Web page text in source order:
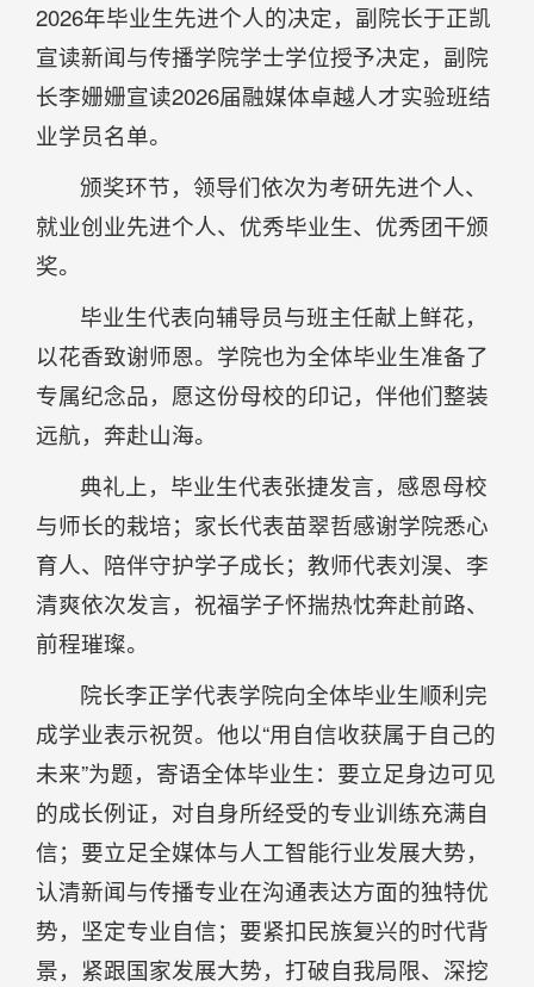
2026年毕业生先进个人的决定，副院长于正凯
宣读新闻与传播学院学士学位授予决定，副院
长李姗姗宣读2026届融媒体卓越人才实验班结
业学员名单。
颁奖环节，领导们依次为考研先进个人、
就业创业先进个人、优秀毕业生、优秀团干颁
奖。
毕业生代表向辅导员与班主任献上鲜花，
以花香致谢师恩。学院也为全体毕业生准备了
专属纪念品，愿这份母校的印记，伴他们整装
远航，奔赴山海。
典礼上，毕业生代表张捷发言，感恩母校
与师长的栽培；家长代表苗翠哲感谢学院悉心
育人、陪伴守护学子成长；教师代表刘淏、李
清爽依次发言，祝福学子怀揣热忱奔赴前路、
前程璀璨。
院长李正学代表学院向全体毕业生顺利完
成学业表示祝贺。他以“用自信收获属于自己的
未来”为题，寄语全体毕业生：要立足身边可见
的成长例证，对自身所经受的专业训练充满自
信；要立足全媒体与人工智能行业发展大势，
认清新闻与传播专业在沟通表达方面的独特优
势，坚定专业自信；要紧扣民族复兴的时代背
景，紧跟国家发展大势，打破自我局限、深挖